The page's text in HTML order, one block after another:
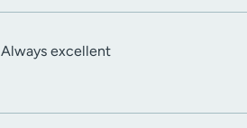
Always excellent